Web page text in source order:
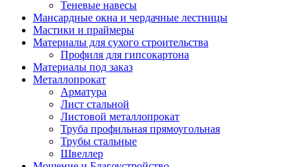
Теневые навесы
Мансардные окна и чердачные лестницы
Мастики и праймеры
Материалы для сухого строительства
Профиля для гипсокартона
Материалы под заказ
Металлопрокат
Арматура
Лист стальной
Листовой металлопрокат
Труба профильная прямоугольная
Трубы стальные
Швеллер